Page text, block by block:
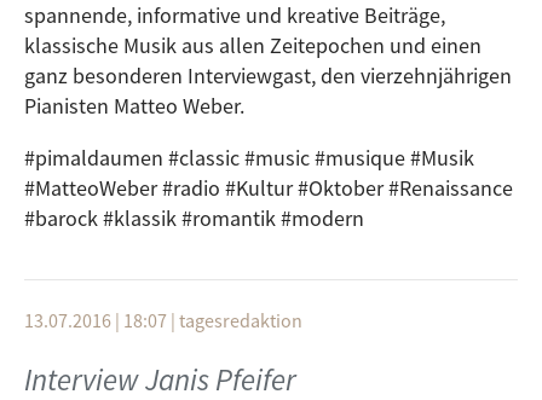
spannende, informative und kreative Beiträge,
klassische Musik aus allen Zeitepochen und einen
ganz besonderen Interviewgast, den vierzehnjährigen
Pianisten Matteo Weber.
#pimaldaumen #classic #music #musique #Musik
#MatteoWeber #radio #Kultur #Oktober #Renaissance
#barock #klassik #romantik #modern
13.07.2016 | 18:07 | tagesredaktion
Interview Janis Pfeifer